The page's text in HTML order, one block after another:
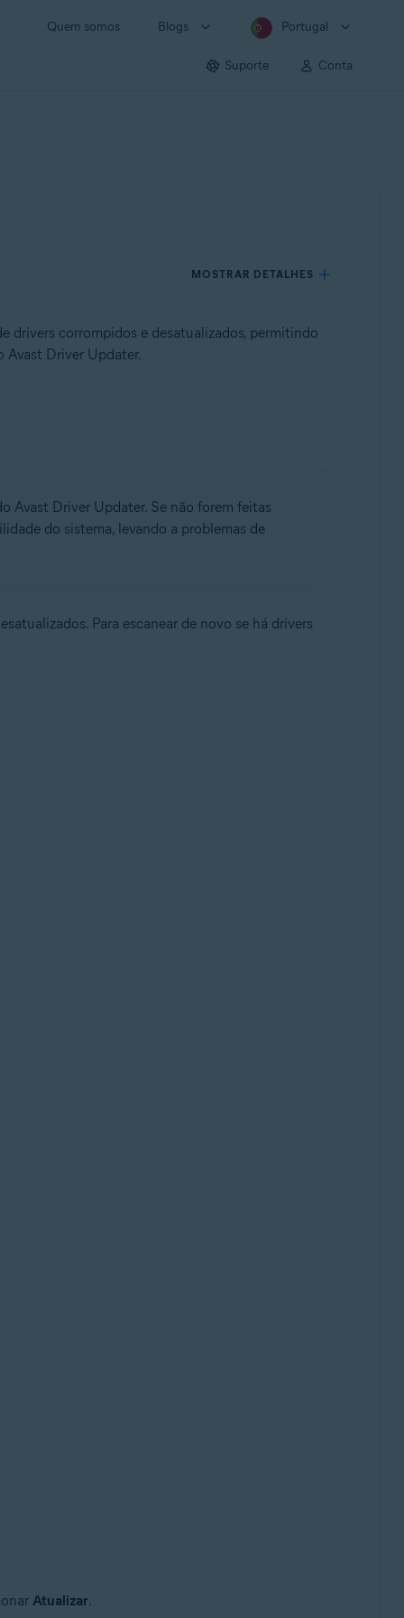
Quem somos Blogs Portugal
Suporte Conta
MOSTRAR DETALHES
drivers corrompidos e desatualizados, permitindo
Avast Driver Updater.
Avast Driver Updater. Se não forem feitas
do sistema, levando a problemas de
Para escanear de novo se há drivers
Atualizar.